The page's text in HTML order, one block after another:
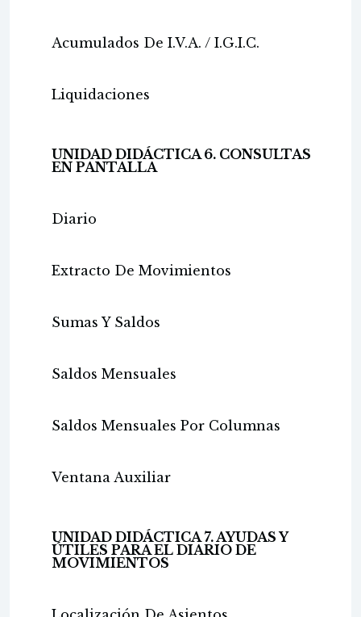
Acumulados De I.V.A. / I.G.I.C.
Liquidaciones
UNIDAD DIDÁCTICA 6. CONSULTAS
EN PANTALLA
Diario
Extracto De Movimientos
Sumas Y Saldos
Saldos Mensuales
Saldos Mensuales Por Columnas
Ventana Auxiliar
UNIDAD DIDÁCTICA 7. AYUDAS Y
ÚTILES PARA EL DIARIO DE
MOVIMIENTOS